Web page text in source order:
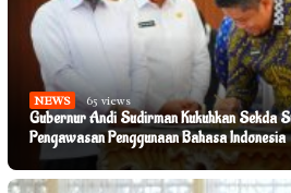
NEWS 65 views
Gubernur Andi Sudirman Kukuhkan Sekda
Pengawasan Penggunaan Bahasa Indonesia